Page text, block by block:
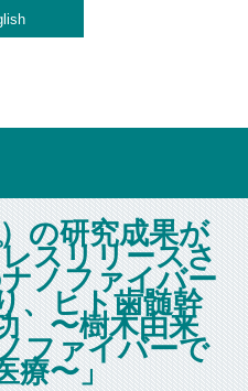
の研究成果が
スリリースさ
ノファイバー
、ヒト歯髄幹
〜樹木由来
ファイバーで
療〜」